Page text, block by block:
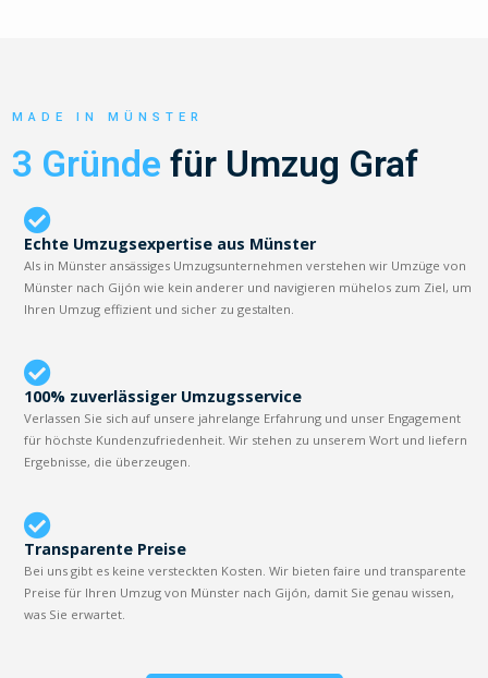
MADE IN MÜNSTER
3 Gründe für Umzug Graf
Echte Umzugsexpertise aus Münster
Als in Münster ansässiges Umzugsunternehmen verstehen wir Umzüge von
Münster nach Gijón wie kein anderer und navigieren mühelos zum Ziel, um
Ihren Umzug effizient und sicher zu gestalten.
100% zuverlässiger Umzugsservice
Verlassen Sie sich auf unsere jahrelange Erfahrung und unser Engagement
für höchste Kundenzufriedenheit. Wir stehen zu unserem Wort und liefern
Ergebnisse, die überzeugen.
Transparente Preise
Bei uns gibt es keine versteckten Kosten. Wir bieten faire und transparente
Preise für Ihren Umzug von Münster nach Gijón, damit Sie genau wissen,
was Sie erwartet.